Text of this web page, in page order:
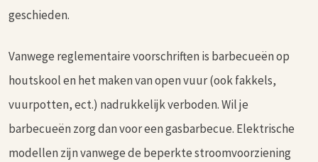
geschieden.
Vanwege reglementaire voorschriften is barbecueën op
houtskool en het maken van open vuur (ook fakkels,
vuurpotten, ect.) nadrukkelijk verboden. Wil je
barbecueën zorg dan voor een gasbarbecue. Elektrische
modellen zijn vanwege de beperkte stroomvoorziening